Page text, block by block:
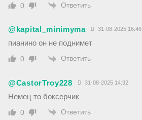
0 Ответить
@kapital_minimyma 31-08-2025 16:46
пианино он не поднимет
0 Ответить
@CastorTroy228 31-08-2025 14:32
Немец то боксерчик
0 Ответить